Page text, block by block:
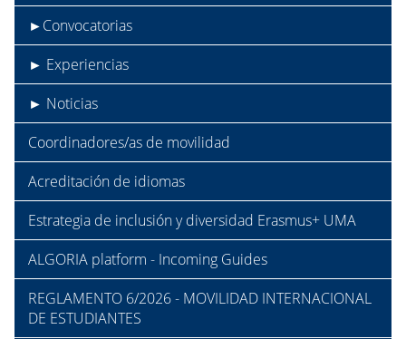
►Convocatorias
► Experiencias
► Noticias
Coordinadores/as de movilidad
Acreditación de idiomas
Estrategia de inclusión y diversidad Erasmus+ UMA
ALGORIA platform - Incoming Guides
REGLAMENTO 6/2026 - MOVILIDAD INTERNACIONAL
DE ESTUDIANTES